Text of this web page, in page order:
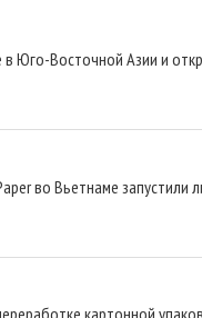
в Юго-Восточной Азии и
во Вьетнаме запустили